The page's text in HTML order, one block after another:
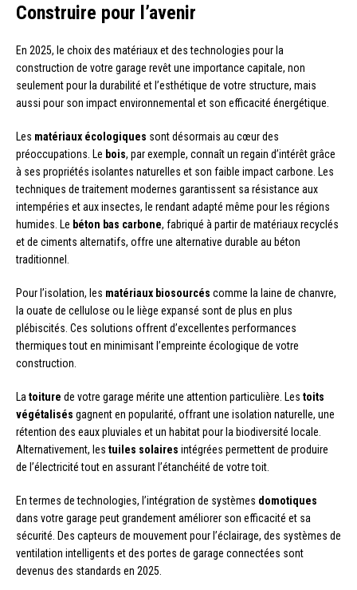
Construire pour l’avenir
En 2025, le choix des matériaux et des technologies pour la
construction de votre garage revêt une importance capitale, non
seulement pour la durabilité et l’esthétique de votre structure, mais
aussi pour son impact environnemental et son efficacité énergétique.
Les matériaux écologiques sont désormais au cœur des
préoccupations. Le bois, par exemple, connaît un regain d’intérêt grâce
à ses propriétés isolantes naturelles et son faible impact carbone. Les
techniques de traitement modernes garantissent sa résistance aux
intempéries et aux insectes, le rendant adapté même pour les régions
humides. Le béton bas carbone, fabriqué à partir de matériaux recyclés
et de ciments alternatifs, offre une alternative durable au béton
traditionnel.
Pour l’isolation, les matériaux biosourcés comme la laine de chanvre,
la ouate de cellulose ou le liège expansé sont de plus en plus
plébiscités. Ces solutions offrent d’excellentes performances
thermiques tout en minimisant l’empreinte écologique de votre
construction.
La toiture de votre garage mérite une attention particulière. Les toits
végétalisés gagnent en popularité, offrant une isolation naturelle, une
rétention des eaux pluviales et un habitat pour la biodiversité locale.
Alternativement, les tuiles solaires intégrées permettent de produire
de l’électricité tout en assurant l’étanchéité de votre toit.
En termes de technologies, l’intégration de systèmes domotiques
dans votre garage peut grandement améliorer son efficacité et sa
sécurité. Des capteurs de mouvement pour l’éclairage, des systèmes de
ventilation intelligents et des portes de garage connectées sont
devenus des standards en 2025.